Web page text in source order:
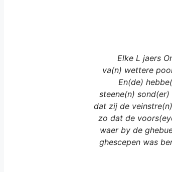
Elke L jaers
va(n) wettere
En(de)
steene(n)
dat zij de
zo dat de
waer by de
ghescepen was